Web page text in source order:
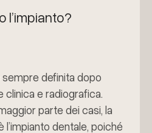
l’impianto?
definita dopo
clinica e radiografica.
parte dei casi, la
l’impianto dentale, poiché